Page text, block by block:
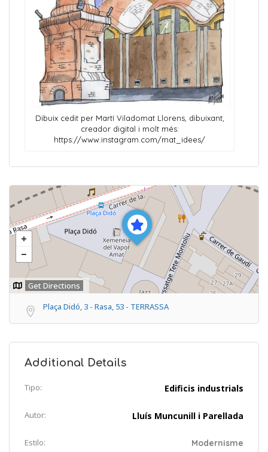
Dibuix cedit per Martí Viladomat Llorens, dibuixant,
creador digital i molt més:
https://www.instagram.com/mat_idees/
Get Directions
Plaça Didó, 3 - Rasa, 53 - TERRASSA
Additional Details
Tipo: Edificis industrials
Autor: Lluís Muncunill i Parellada
Estilo: Modernisme